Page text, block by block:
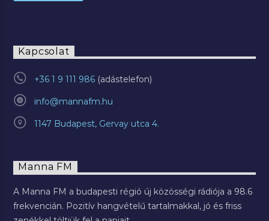
Kapcsolat
+36 1 9 111 986
info@mannafm.hu
1147 Budapest, Gervay utca 4.
Manna FM
A Manna FM a budapesti régió új közösségi rádiója a 98.6
frekvencián. Pozitív hangvételű tartalmakkal, jó és friss